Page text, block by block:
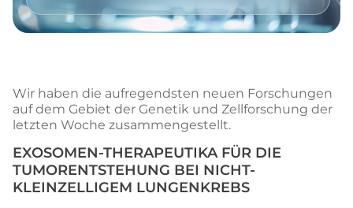
Wir haben die aufregendsten neuen Forschungen
auf dem Gebiet der Genetik und Zellforschung der
letzten Woche zusammengestellt.
EXOSOMEN-THERAPEUTIKA FÜR DIE
TUMORENTSTEHUNG BEI NICHT-
KLEINZELLIGEM LUNGENKREBS